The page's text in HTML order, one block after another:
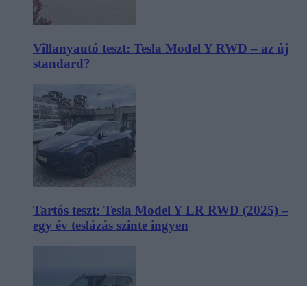
Villanyautó teszt: Tesla Model Y RWD – az új
standard?
Tartós teszt: Tesla Model Y LR RWD (2025) –
egy év teslázás szinte ingyen